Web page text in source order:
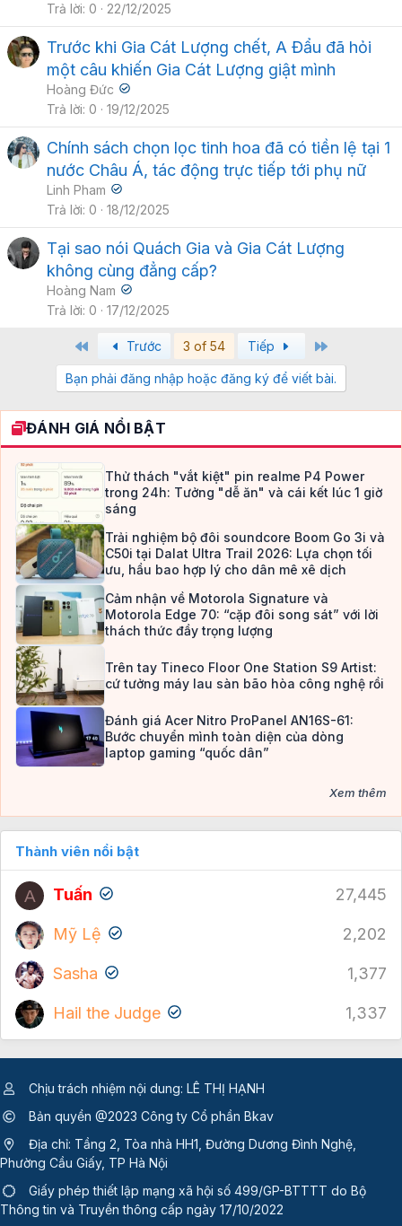
Trả lời 0 22/12/2025
Trước khi Gia Cát Lượng chết, A Đẩu đã hỏi
một câu khiến Gia Cát Lượng giật mình
Hoàng Đức
Trả lời 0 19/12/2025
Chính sách chọn lọc tinh hoa đã có tiền lệ tại 1
nước Châu Á, tác động trực tiếp tới phụ nữ
Linh Pham
Trả lời 0 18/12/2025
Tại sao nói Quách Gia và Gia Cát Lượng
không cùng đẳng cấp?
Hoàng Nam
Trả lời 0 17/12/2025
Trước 3 of 54 Tiếp
Bạn phải đăng nhập hoặc đăng ký để viết bài.
ĐÁNH GIÁ NỔI BẬT
Thử thách "vắt kiệt" pin realme P4 Power
trong 24h: Tưởng "dễ ăn" và cái kết lúc 1 giờ
sáng
Trải nghiệm bộ đôi soundcore Boom Go 3i và
C50i tại Dalat Ultra Trail 2026: Lựa chọn tối
ưu, hầu bao hợp lý cho dân mê xê dịch
Cảm nhận về Motorola Signature và
Motorola Edge 70: “cặp đôi song sát” với lời
thách thức đầy trọng lượng
Trên tay Tineco Floor One Station S9 Artist:
cứ tưởng máy lau sàn bão hòa công nghệ rồi
Đánh giá Acer Nitro ProPanel AN16S-61:
Bước chuyển mình toàn diện của dòng
laptop gaming “quốc dân”
Xem thêm
Thành viên nổi bật
A 27,445
Tuấn
2,202
Mỹ Lệ
1,377
Sasha
1,337
Hail the Judge
Chịu trách nhiệm nội dung: LÊ THỊ HẠNH
Bản quyền @2023 Công ty Cổ phần Bkav
Địa chỉ: Tầng 2, Tòa nhà HH1, Đường Dương Đình Nghệ,
Phường Cầu Giấy, TP Hà Nội
Giấy phép thiết lập mạng xã hội số 499/GP-BTTTT do Bộ
Thông tin và Truyền thông cấp ngày 17/10/2022